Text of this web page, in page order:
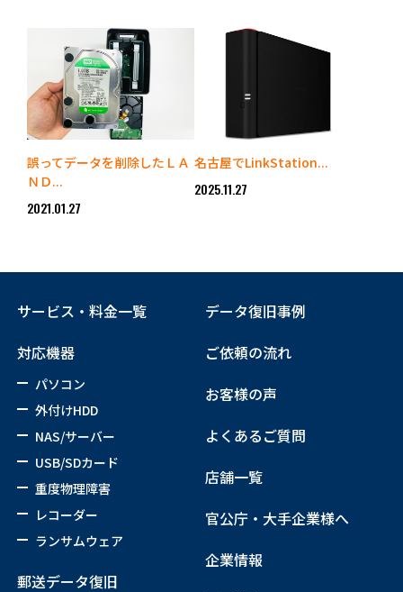
誤ってデータを削除したＬＡ
ＮＤ...
2021.01.27
名古屋でLinkStation...
2025.11.27
サービス・料金一覧
対応機器
パソコン
外付けHDD
NAS/サーバー
USB/SDカード
重度物理障害
レコーダー
ランサムウェア
郵送データ復旧
データ復旧事例
ご依頼の流れ
お客様の声
よくあるご質問
店舗一覧
官公庁・大手企業様へ
企業情報